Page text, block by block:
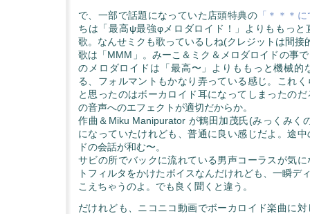
で、一部で話題になっていた店頭特典の「＊＊＊に
ちは「最高ψ最強φメロダロイド！」よりももっと
歌。なんせミクも歌っているしね(クレジットは間接
歌は「MMM」。みーこ＆ミク＆メロダロイドの事
のメロダロイドは「最高〜」よりももっと機械的
る、フォルマントもかなり弄っている感じ。これ
と思ったのはボーカロイド耳になってしまったの
の音声へのエフェクトが適切だからか。
作曲＆Miku Manipurator が鶴田加茂氏(みっくみく
になっていたけれども、普通に良い感じだよ。途
ドの会話が和む〜。
サビの所でバックに流れている男声コーラスが気
トフィルタをかけたボイスなんだけれども、一瞬デ
こえちゃうのよ。でも良く聞くと違う。
だけれども、ニコニコ動画でボーカロイド楽曲に